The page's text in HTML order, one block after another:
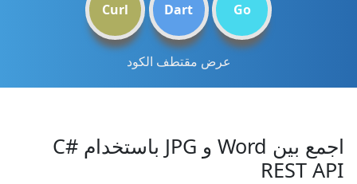
Go
Dart
Curl
عرض مقتطف الكود
اجمع بين Word و JPG باستخدام C#
REST API